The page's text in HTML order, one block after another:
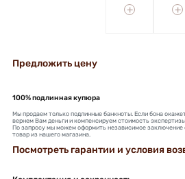
+ +
Предложить цену
100% подлинная купюра
Мы продаем только подлинные банкноты. Если бона
вернем Вам деньги и компенсируем стоимость экспертизы.
По запросу мы можем оформить независимое заключение
товар из нашего магазина.
Посмотреть гарантии и условия